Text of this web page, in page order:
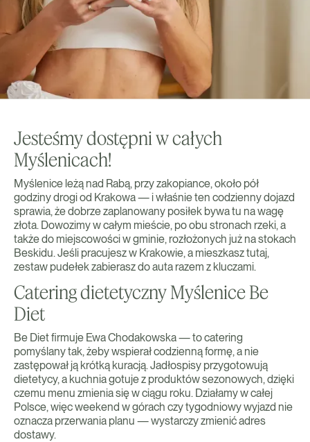
Jesteśmy dostępni w całych
Myślenicach!
Myślenice leżą nad Rabą, przy zakopiance, około pół
godziny drogi od Krakowa — i właśnie ten codzienny dojazd
sprawia, że dobrze zaplanowany posiłek bywa tu na wagę
złota. Dowozimy w całym mieście, po obu stronach rzeki, a
także do miejscowości w gminie, rozłożonych już na stokach
Beskidu. Jeśli pracujesz w Krakowie, a mieszkasz tutaj,
zestaw pudełek zabierasz do auta razem z kluczami.
Catering dietetyczny Myślenice Be
Diet
Be Diet firmuje Ewa Chodakowska — to catering
pomyślany tak, żeby wspierał codzienną formę, a nie
zastępował ją krótką kuracją. Jadłospisy przygotowują
dietetycy, a kuchnia gotuje z produktów sezonowych, dzięki
czemu menu zmienia się w ciągu roku. Działamy w całej
Polsce, więc weekend w górach czy tygodniowy wyjazd nie
oznacza przerwania planu — wystarczy zmienić adres
dostawy.